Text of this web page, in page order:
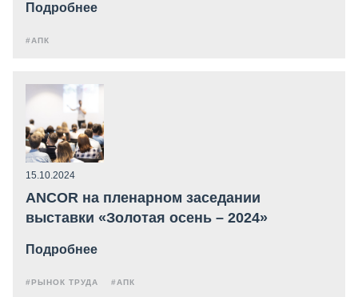
Подробнее
#АПК
15.10.2024
ANCOR на пленарном заседании
выставки «Золотая осень – 2024»
Подробнее
#РЫНОК ТРУДА #АПК